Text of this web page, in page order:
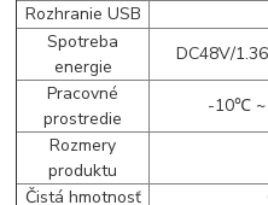
Rozhranie USB
Spotreba
energie
DC48V/
Pracovné
prostredie
-10℃ ~
Rozmery
produktu
Čistá hmotnosť